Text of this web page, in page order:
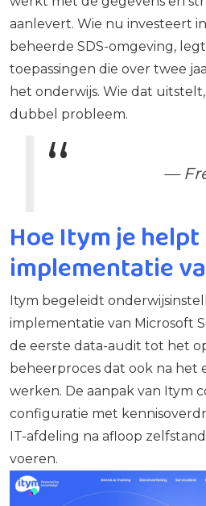
aanlevert. Wie nu investeert
beheerde SDS-omgeving, legt
toepassingen die over twee
het onderwijs. Wie dat
dubbel probleem.
—
Hoe Itym je
implementatie
Itym begeleidt
implementatie van Microsoft
de eerste data-audit tot het
beheerproces dat ook na het
werken. De aanpak van Itym
configuratie met
IT-afdeling na afloop
voeren.